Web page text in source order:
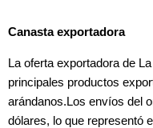
Canasta exportadora
La oferta exportadora de
principales productos
arándanos.Los envíos del
dólares, lo que representó